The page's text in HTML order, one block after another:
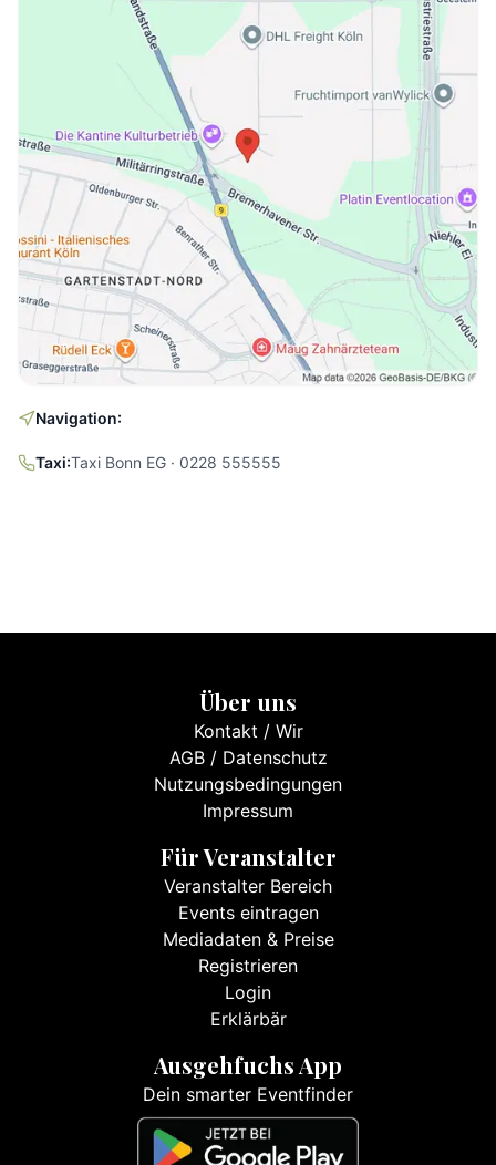
Navigation:
Taxi:Taxi Bonn EG · 0228 555555
Über uns
Kontakt / Wir
AGB/ Datenschutz
Nutzungsbedingungen
Impressum
Für Veranstalter
Veranstalter Bereich
Events eintragen
Mediadaten & Preise
Registrieren
Login
Erklärbär
Ausgehfuchs App
Dein smarter Eventfinder